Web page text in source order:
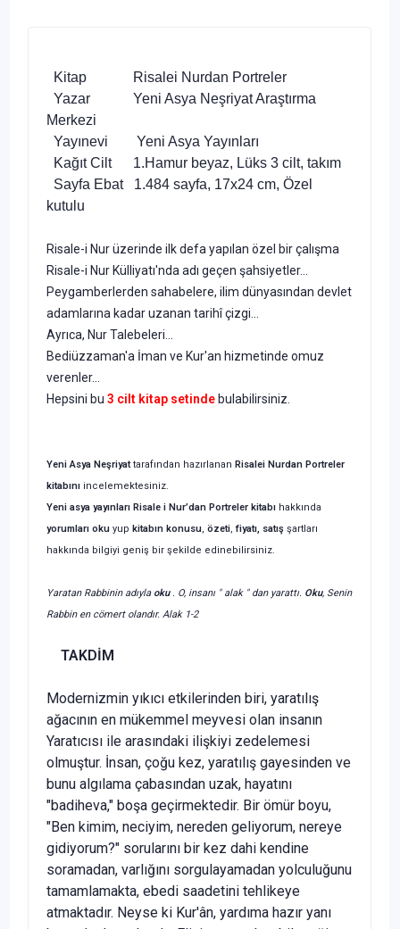
Kitap Risalei Nurdan Portreler
Yazar Yeni Asya Neşriyat Araştırma
Merkezi
Yayınevi Yeni Asya Yayınları
Kağıt Cilt 1.Hamur beyaz, Lüks 3 cilt, takım
Sayfa Ebat 1.484 sayfa, 17x24 cm, Özel
kutulu
Risale-i Nur üzerinde ilk defa yapılan özel bir çalışma
Risale-i Nur Külliyatı'nda adı geçen şahsiyetler...
Peygamberlerden sahabelere, ilim dünyasından devlet
adamlarına kadar uzanan tarihî çizgi...
Ayrıca, Nur Talebeleri...
Bediüzzaman'a İman ve Kur'an hizmetinde omuz
verenler...
Hepsini bu 3 cilt kitap setinde bulabilirsiniz.
Yeni Asya Neşriyattarafından hazırlanan Risalei Nurdan Portreler
kitabını incelemektesiniz.
Yeni asya yayınları Risale i Nur’dan Portreler kitabı hakkında
yorumları oku yup kitabın konusu, özeti,fiyatı, satış şartları
hakkında bilgiyi geniş bir şekilde edinebilirsiniz.
Yaratan Rabbinin adıylaoku. O, insanı " alak " dan yarattı. Oku, Senin
Rabbin en cömert olandır. Alak 1-2
TAKDİM
Modernizmin yıkıcı etkilerinden biri, yaratılış
ağacının en mükemmel meyvesi olan insanın
Yaratıcısı ile arasındaki ilişkiyi zedelemesi
olmuştur. İnsan, çoğu kez, yaratılış gayesinden ve
bunu algılama çabasından uzak, hayatını
"badiheva," boşa geçirmekte­dir. Bir ömür boyu,
"Ben kimim, neciyim, nereden geliyorum, nereye
gidiyorum?" so­rularını bir kez dahi kendine
soramadan, varlığını sorgulayamadan yolculuğunu
ta­mamlamakta, ebedi saadetini tehlikeye
atmaktadır. Neyse ki Kur'ân, yardıma hazır ya­nı